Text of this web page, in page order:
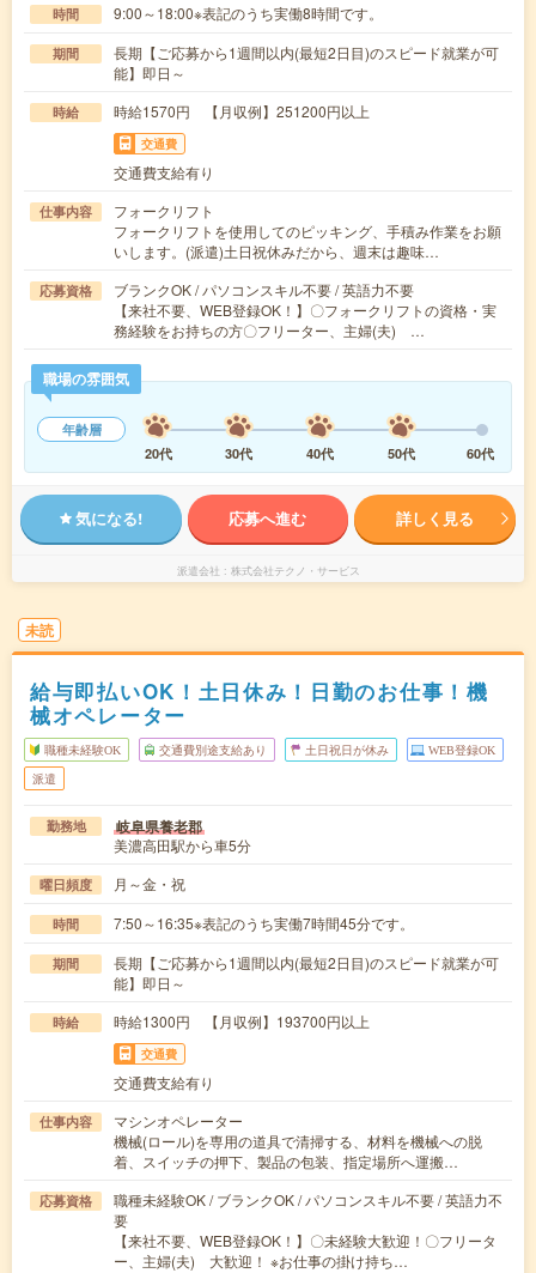
時間 9:00～18:00※表記のうち実働8時間です。
期間
長期【ご応募から1週間以内(最短2日目)のスピード就業が可
能】即日～
時給 時給1570円 【月収例】251200円以上
交通費
交通費支給有り
仕事内容
フォークリフト
フォークリフトを使用してのピッキング、手積み作業をお願
いします。(派遣)土日祝休みだから、週末は趣味…
応募資格
ブランクOK / パソコンスキル不要 / 英語力不要
【来社不要、WEB登録OK！】〇フォークリフトの資格・実
務経験をお持ちの方〇フリーター、主婦(夫) …
職場の雰囲気
年齢層
20代
30代 40代 50代 60代
気になる! 応募へ進む 詳しく見る
派遣会社 株式会社テクノ・サービス
未読
給与即払いOK！土日休み！日勤のお仕事！機
械オペレーター
職種未経験OK 交通費別途支給あり 土日祝日が休み WEB登録OK
派遣
勤務地 岐阜県養老郡
美濃高田駅から車5分
曜日頻度 月～金・祝
時間 7:50～16:35※表記のうち実働7時間45分です。
期間
長期【ご応募から1週間以内(最短2日目)のスピード就業が可
能】即日～
時給 時給1300円 【月収例】193700円以上
交通費
交通費支給有り
仕事内容
マシンオペレーター
機械(ロール)を専用の道具で清掃する、材料を機械への脱
着、スイッチの押下、製品の包装、指定場所へ運搬…
応募資格
職種未経験OK / ブランクOK / パソコンスキル不要 / 英語力不
要
【来社不要、WEB登録OK！】〇未経験大歓迎！〇フリータ
ー、主婦(夫) 大歓迎！ ※お仕事の掛け持ち…